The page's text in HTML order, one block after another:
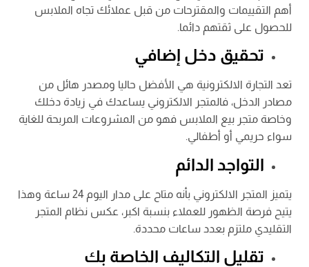
أهم التقييمات والمقترحات من قبل عملائك تجاه الملابس
للحصول على ثقتهم دائما.
تحقيق دخل إضافي
تعد التجارة الالكترونية هي الأفضل حاليا ومصدر هائل من
مصادر الدخل، فالمتجر الالكتروني يساعدك في زيادة دخلك
وخاصة متجر بيع الملابس فهو من المشروعات المربحة للغاية
سواء حريمي أو أطفالي.
التواجد الدائم
يتميز المتجر الالكتروني بأنه متاح على مدار اليوم 24 ساعة وهذا
يتيح فرصة الظهور للعملاء بنسبة اكبر، عكس نظام المتجر
التقليدي ملتزم بعدد ساعات محددة.
تقليل التكاليف الخاصة بك